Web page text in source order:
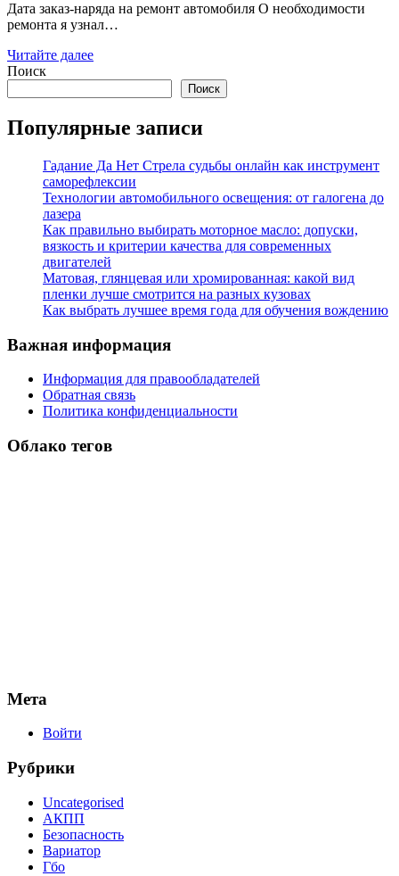
Дата заказ-наряда на ремонт автомобиля О необходимости
ремонта я узнал…
Читайте далее
Поиск
Поиск
Популярные записи
Гадание Да Нет Стрела судьбы онлайн как инструмент
саморефлексии
Технологии автомобильного освещения: от галогена до
лазера
Как правильно выбирать моторное масло: допуски,
вязкость и критерии качества для современных
двигателей
Матовая, глянцевая или хромированная: какой вид
пленки лучше смотрится на разных кузовах
Как выбрать лучшее время года для обучения вождению
Важная информация
Информация для правообладателей
Обратная связь
Политика конфиденциальности
Облако тегов
Мета
Войти
Рубрики
Uncategorised
АКПП
Безопасность
Вариатор
Гбо